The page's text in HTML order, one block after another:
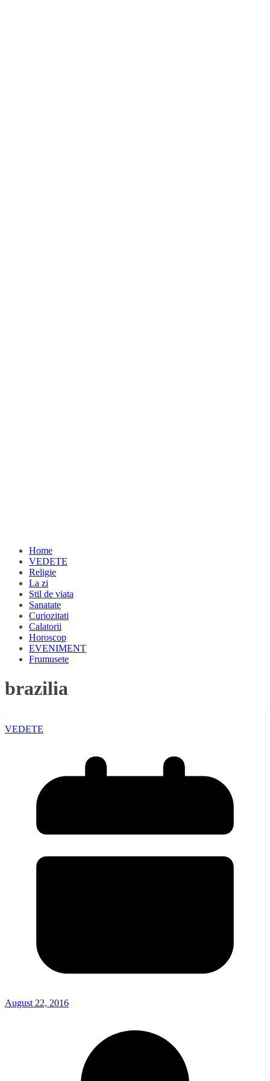
Home
VEDETE
Religie
La zi
Stil de viata
Sanatate
Curiozitati
Calatorii
Horoscop
EVENIMENT
Frumusete
brazilia
VEDETE
August 22, 2016